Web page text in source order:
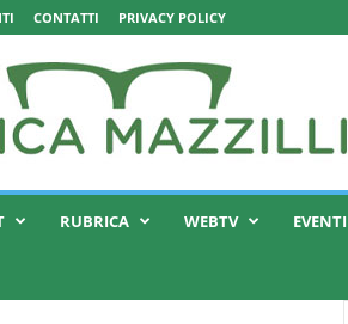
CONTATTI PRIVACY POLICY
RUBRICA WEBTV EVENTI